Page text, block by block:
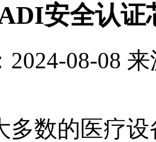
安全认证
08-08 来
多数的医疗